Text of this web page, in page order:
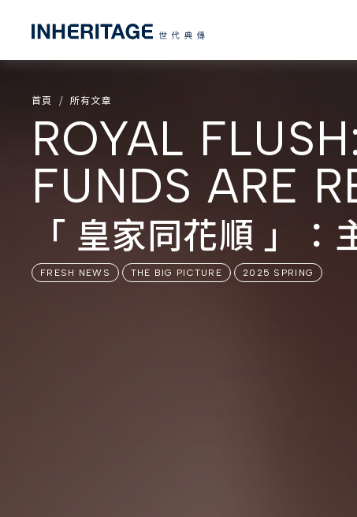
首頁 所有文章
ROYAL
FUNDS ARE
「 皇家同花順 」
FRESH NEWS THE BIG PICTURE 2025 SPRING